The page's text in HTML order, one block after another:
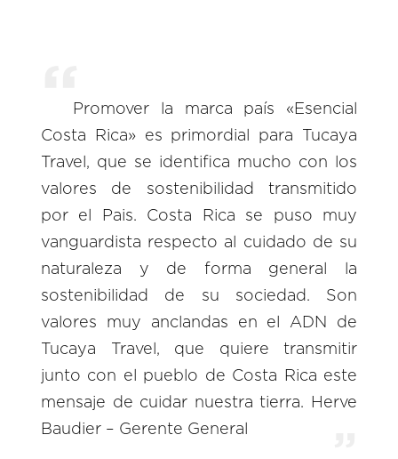
Promover la marca país «Esencial
Costa Rica» es primordial para Tucaya
Travel, que se identifica mucho con los
valores de sostenibilidad transmitido
por el Pais. Costa Rica se puso muy
vanguardista respecto al cuidado de su
naturaleza y de forma general la
sostenibilidad de su sociedad. Son
valores muy anclandas en el ADN de
Tucaya Travel, que quiere transmitir
junto con el pueblo de Costa Rica este
mensaje de cuidar nuestra tierra. Herve
Baudier – Gerente General